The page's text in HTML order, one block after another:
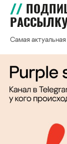
Самая